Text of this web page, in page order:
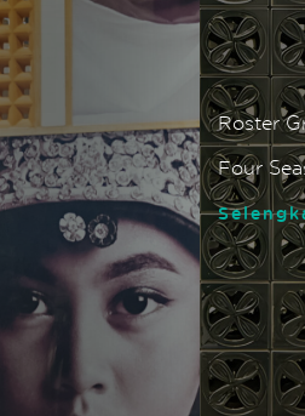
Roster Granit Milan Green
Four Seasons Resort,
Selengkapnya